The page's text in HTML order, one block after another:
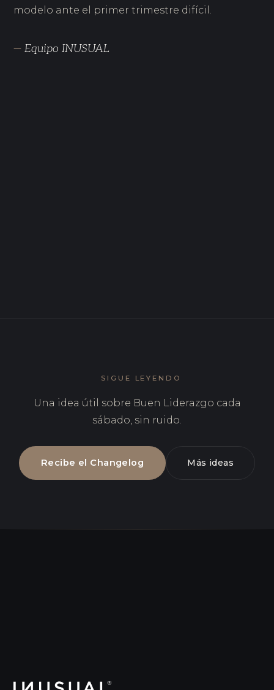
modelo ante el primer trimestre difícil.
— Equipo INUSUAL
SIGUE LEYENDO
Una idea útil sobre Buen Liderazgo cada
sábado, sin ruido.
Recibe el Changelog Más ideas